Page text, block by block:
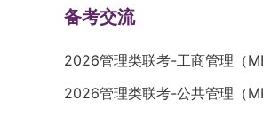
备考交流
2026管理类联考-工商管理（
2026管理类联考-公共管理（